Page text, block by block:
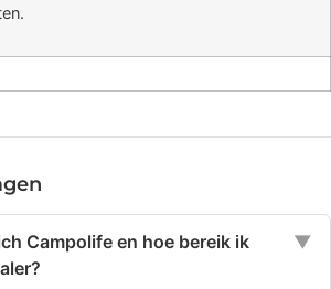
Campolife en hoe bereik ik
▼